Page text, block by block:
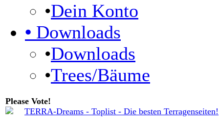
•Dein Konto
• Downloads
•Downloads
•Trees/Bäume
Please Vote!